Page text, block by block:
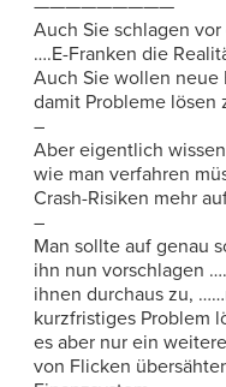
—————————
Auch Sie schlagen
….E-Franken die
Auch Sie wollen neue
damit Probleme lösen
–
Aber eigentlich
wie man verfahren
Crash-Risiken mehr
–
Man sollte auf genau
ihn nun vorschlagen
ihnen durchaus zu,
kurzfristiges Problem
es aber nur ein
von Flicken